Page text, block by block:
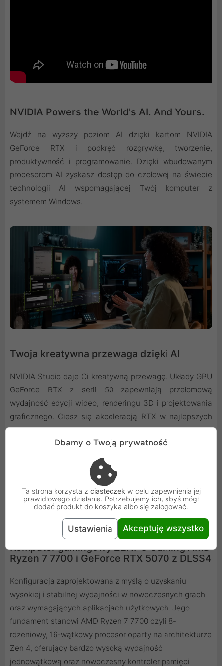
NVIDIA Powers the World's AI. And Yours.
Wejdź na wyższy poziom AI dzięki kartom NVIDIA
GeForce RTX i podkręć rozgrywkę, tworzenie,
produktywność i programowanie. Dzięki wbudowanym
procesorom AI zyskasz dostęp do czołowej na świecie
technologii AI wspomagającej Twój komputer z
systemem Windows.
Twoja kreatywna przewaga dzięki AI
NVIDIA Studio daje Ci kreatywną przewagę. Układy GPU
GeForce RTX z serii 50 zapewniają przełomową
wydajność edycji wideo, renderingu 3D i projektowania
graficznego. Ciesz się akceleracją RTX w najlepszych
aplikacjach kreatywnych, stale aktualizowanymi
sterownikami NVIDIA Studio, zaprojektowanymi pod
kątem zapewnienia maksymalnej stabilności oraz
zestawem wyjątkowych narzędzi, które wykorzystują
moc platformy RTX w kreatywnych zastosowaniach
twórczych wspomaganych AI.
Komputer gamingowy ZENPC Gaming AMD
Ryzen 7 7700 i GeForce RTX 5070 z DLSS4
Konfiguracja zaprojektowana z myślą o uzyskaniu
wysokiej i stabilnej wydajności w nowoczesnych grach
oraz wymagających aplikacjach użytkowych. Jego
fundament stanowi AMD Ryzen 7 7700 czyli 8-
rdzeniowy, 16-wątkowy procesor oparty na architekturze
Zen 4, oferujący bardzo wysoką wydajność
jednowątkową oraz nowoczesny kontroler pamięci
Dbamy o Twoją prywatność
Ta strona korzysta z ciasteczek w celu zapewnienia jej
prawidłowego działania. Potrzebujemy ich, abyś mógł
dodać produkt do koszyka albo się zalogować.
Ustawienia Akceptuję wszystko